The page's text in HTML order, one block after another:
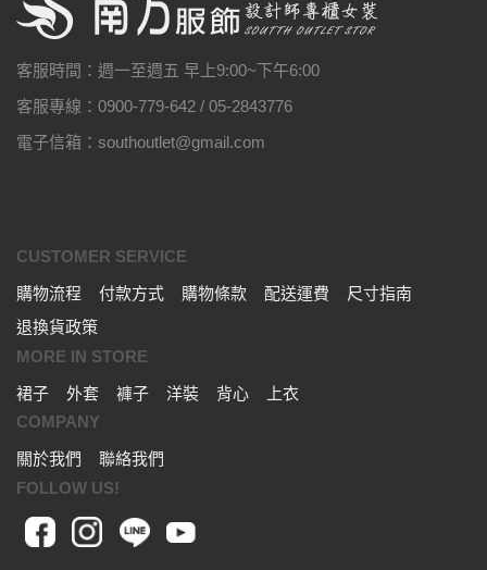
客服時間：週一至週五 早上9:00~下午6:00
客服專線：0900-779-642 / 05-2843776
電子信箱：southoutlet@gmail.com
CUSTOMER SERVICE
購物流程
付款方式 購物條款 配送運費
尺寸指南
退換貨政策
MORE IN STORE
裙子
外套 褲子 洋裝 背心
上衣
COMPANY
關於我們
聯絡我們
FOLLOW US!